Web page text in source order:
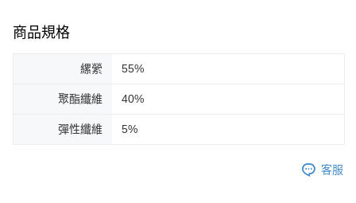
商品規格
縲縈 55%
聚酯纖維 40%
彈性纖維 5%
客服